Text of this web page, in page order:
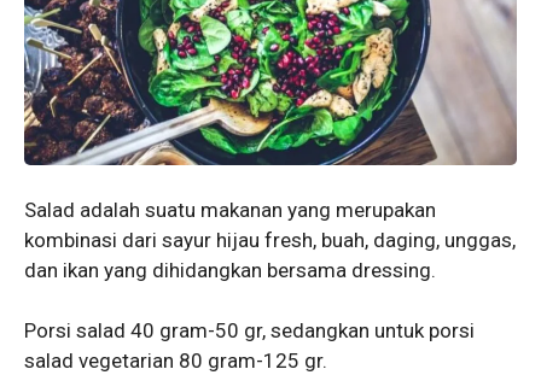
Salad adalah suatu makanan yang merupakan
kombinasi dari sayur hijau fresh, buah, daging, unggas,
dan ikan yang dihidangkan bersama dressing.
Porsi salad 40 gram-50 gr, sedangkan untuk porsi
salad vegetarian 80 gram-125 gr.